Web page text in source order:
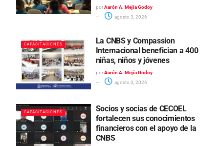
por Aarón A. Mejía Godoy
agosto 3, 2026
CAPACITACIONES
La CNBS y Compassion
Internacional benefician a 400
niñas, niños y jóvenes
por Aarón A. Mejía Godoy
agosto 3, 2026
CAPACITACIONES
Socios y socias de CECOEL
fortalecen sus conocimientos
financieros con el apoyo de la
CNBS